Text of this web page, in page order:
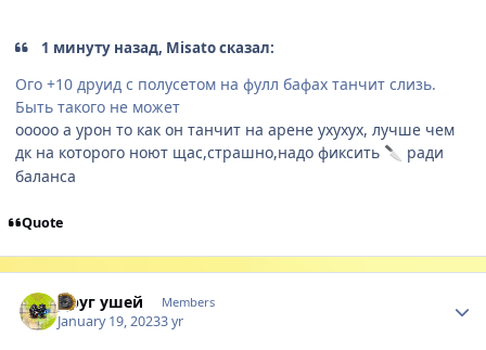
1 минуту назад, Misato сказал:
Ого +10 друид с полусетом на фулл бафах танчит слизь.
Быть такого не может
ооооо а урон то как он танчит на арене ухухух, лучше чем
дк на которого ноют щас,страшно,надо фиксить 🔪 ради
баланса
Quote
Друг ушей Members
January 19, 20233 yr